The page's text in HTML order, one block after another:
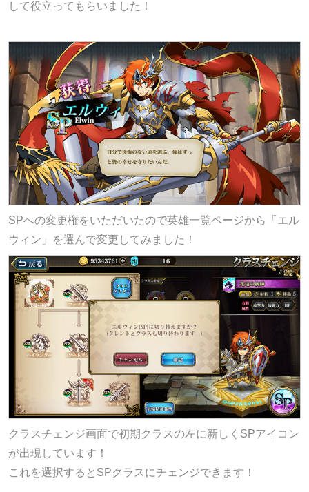
して役立ってもらいました！
SPへの変更権をいただいたので英雄一覧ページから「エル
ウィン」を選んで変更してみました！
クラスチェンジ画面で初期クラスの左に新しくSPアイコン
が出現しています！
これを選択するとSPクラスにチェンジできます！